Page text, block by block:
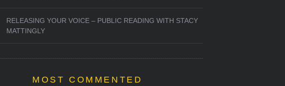
RELEASING YOUR VOICE – PUBLIC READING WITH STACY
MATTINGLY
MOST COMMENTED